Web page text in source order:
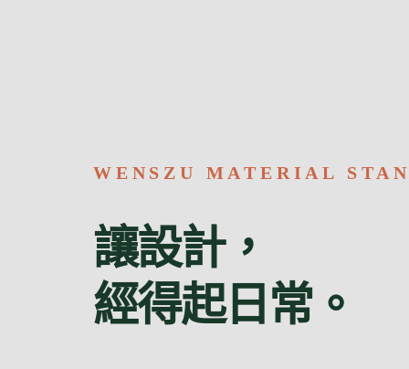
WENSZU MATERIAL
讓設計，
經得起日常。